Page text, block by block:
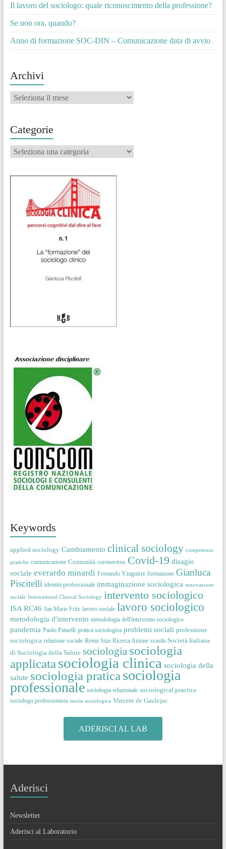
Il lavoro del sociologo: quale riconoscimento della professione?
Se non ora, quando?
Anno di formazione SOC-DIN – Comunicazione data di avvio
Archivi
Archivi
Categorie
Categorie
Keywords
applied sociology Cambiamento clinical sociology competenze
pratiche comunicazione Comunità coronavirus Covid-19 disagio
sociale everardo minardi Fernando Yzaguirre formazione Gianluca
Piscitelli identità professionale immaginazione sociologica innovazione
sociale International Clinical Sociology intervento sociologico
ISA RC46 Jan Marie Fritz lavoro sociale lavoro sociologico
metodologia d'intervento metodologia dell'intervento sociologico
pandemia Paolo Patuelli pratica sociologica problemi sociali professione
sociologica relazione sociale Remo Siza Ricerca Azione scuola Società Italiana
di Sociologia della Salute sociologia sociologia
applicata sociologia clinica sociologia della
salute sociologia pratica sociologia
professionale sociologia relazionale sociological practice
sociologo professionista teoria sociologica Vincent de Gaulejac
ADERISCI AL LAB
Aderisci
Newsletter
Aderisci al Laboratorio